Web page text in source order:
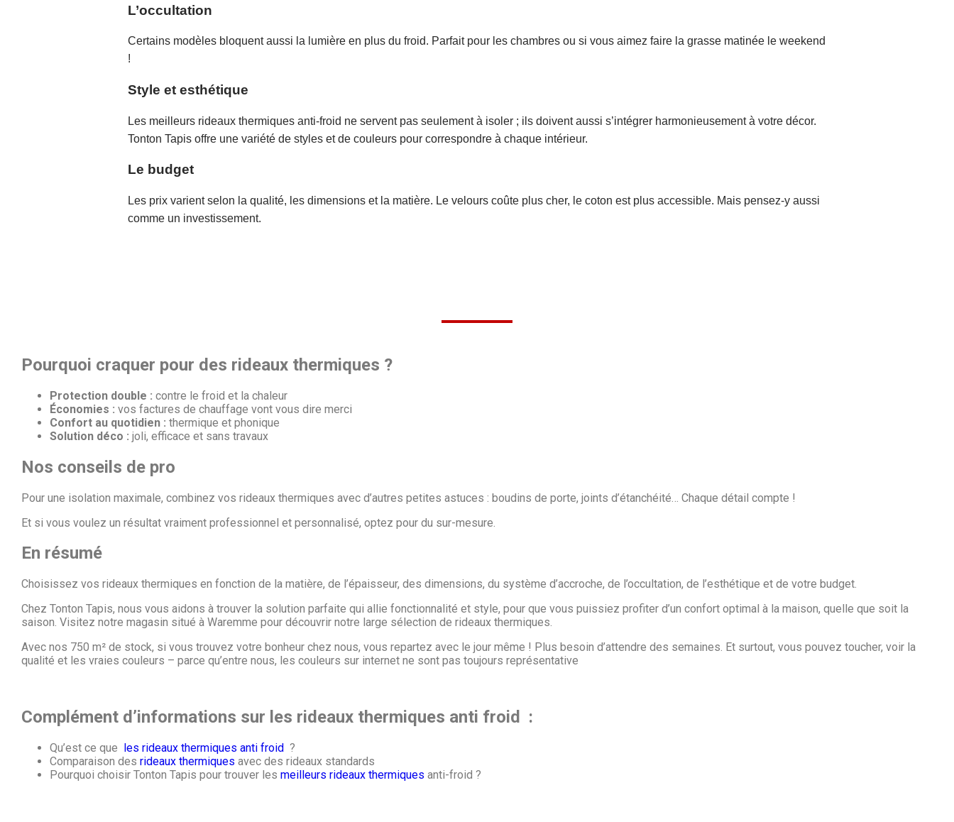
L’occultation
Certains modèles bloquent aussi la lumière en plus du froid. Parfait pour les chambres ou si vous aimez faire la grasse matinée le weekend
!
Style et esthétique
Les meilleurs rideaux thermiques anti-froid ne servent pas seulement à isoler ; ils doivent aussi s’intégrer harmonieusement à votre décor.
Tonton Tapis offre une variété de styles et de couleurs pour correspondre à chaque intérieur.
Le budget
Les prix varient selon la qualité, les dimensions et la matière. Le velours coûte plus cher, le coton est plus accessible. Mais pensez-y aussi
comme un investissement.
Pourquoi craquer pour des rideaux thermiques ?
Protection double : contre le froid et la chaleur
Économies : vos factures de chauffage vont vous dire merci
Confort au quotidien : thermique et phonique
Solution déco : joli, efficace et sans travaux
Nos conseils de pro
Pour une isolation maximale, combinez vos rideaux thermiques avec d’autres petites astuces : boudins de porte, joints d’étanchéité… Chaque détail compte !
Et si vous voulez un résultat vraiment professionnel et personnalisé, optez pour du sur-mesure.
En résumé
Choisissez vos rideaux thermiques en fonction de la matière, de l’épaisseur, des dimensions, du système d’accroche, de l’occultation, de l’esthétique et de votre budget.
Chez Tonton Tapis, nous vous aidons à trouver la solution parfaite qui allie fonctionnalité et style, pour que vous puissiez profiter d’un confort optimal à la maison, quelle que soit la
saison. Visitez notre magasin situé à Waremme pour découvrir notre large sélection de rideaux thermiques.
Avec nos 750 m² de stock, si vous trouvez votre bonheur chez nous, vous repartez avec le jour même ! Plus besoin d’attendre des semaines. Et surtout, vous pouvez toucher, voir la
qualité et les vraies couleurs – parce qu’entre nous, les couleurs sur internet ne sont pas toujours représentative
Complément d’informations sur les rideaux thermiques anti froid :
Qu’est ce que les rideaux thermiques anti froid ?
Comparaison des rideaux thermiques avec des rideaux standards
Pourquoi choisir Tonton Tapis pour trouver les meilleurs rideaux thermiques anti-froid ?